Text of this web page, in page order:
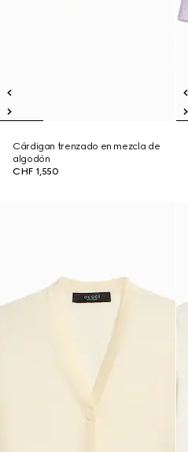
Cárdigan trenzado en mezcla de
algodón
CHF 1,550